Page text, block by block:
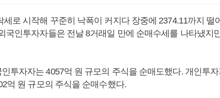
세로 시작해 꾸준히 낙폭이 커지다 장중에 2374.11까지 떨
국인투자자들은 전날 8거래일 만에 순매수세를 나타냈지
투자자는 4057억 원 규모의 주식을 순매도했다. 개인투
억 원 규모의 주식을 순매수했다.